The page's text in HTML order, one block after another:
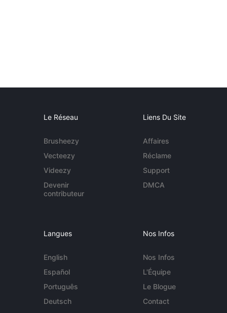
Le Réseau
Brusheezy
Vecteezy
Videezy
Devenir
contributeur
Liens Du Site
Affaires
Réclame
Support
DMCA
Langues
English
Español
Português
Deutsch
Nos Infos
Nos Infos
L'Équipe
Le Blogue
Contact